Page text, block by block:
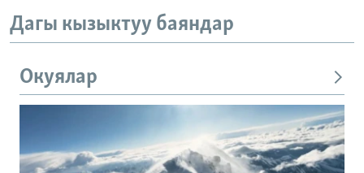
Дагы кызыктуу баяндар
Окуялар